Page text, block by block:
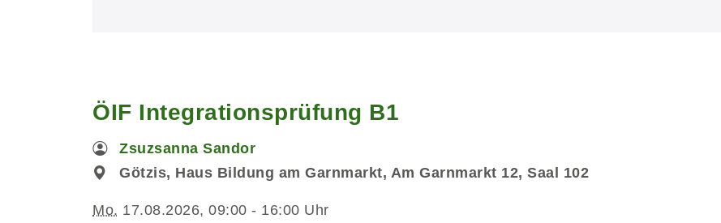
ÖIF Integrationsprüfung B1
Zsuzsanna Sandor
Götzis, Haus Bildung am Garnmarkt, Am Garnmarkt 12, Saal 102
Mo. 17.08.2026, 09:00 - 16:00 Uhr